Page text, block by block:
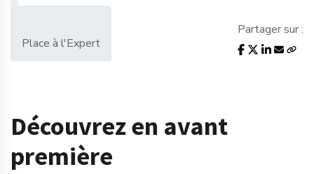
Place à l'Expert
Partager sur :
Découvrez en avant
première